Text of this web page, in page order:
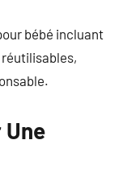
bébé incluant